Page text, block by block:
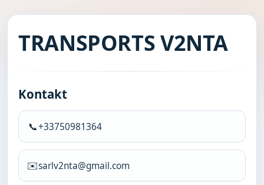
TRANSPORTS V2NTA
Kontakt
📞+33750981364
✉️sarlv2nta@gmail.com